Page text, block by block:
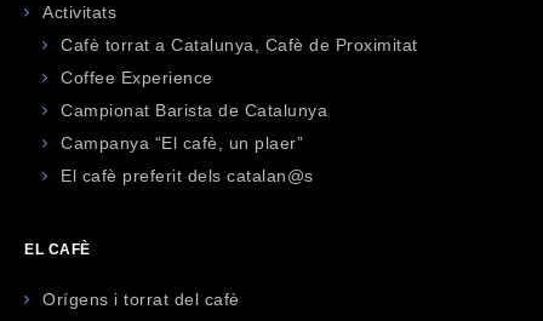
Activitats
Cafè torrat a Catalunya, Cafè de Proximitat
Coffee Experience
Campionat Barista de Catalunya
Campanya “El cafè, un plaer”
El cafè preferit dels catalan@s
EL CAFÈ
Orígens i torrat del cafè